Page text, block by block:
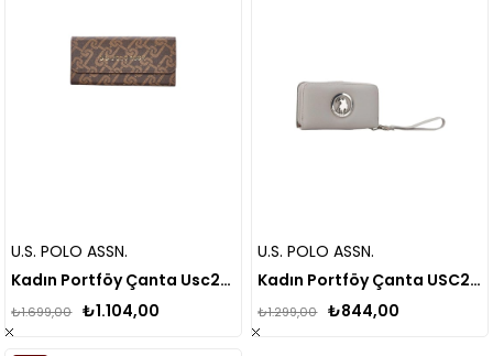
U.S. POLO ASSN.
Kadın Portföy Çanta Usc24433
₺1.104,00
₺1.699,00
U.S. POLO ASSN.
Kadın Portföy Çanta USC23365
₺844,00
₺1.299,00